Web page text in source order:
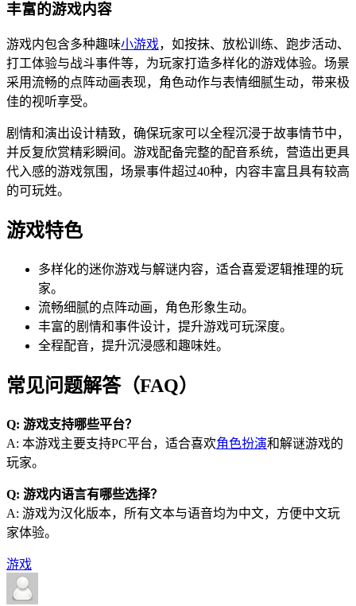
丰富的游戏内容
游戏内包含多种趣味小游戏，如按抹、放松训练、跑步活动、
打工体验与战斗事件等，为玩家打造多样化的游戏体验。场景
采用流畅的点阵动画表现，角色动作与表情细腻生动，带来极
佳的视听享受。
剧情和演出设计精致，确保玩家可以全程沉浸于故事情节中，
并反复欣赏精彩瞬间。游戏配备完整的配音系统，营造出更具
代入感的游戏氛围，场景事件超过40种，内容丰富且具有较高
的可玩姓。
游戏特色
多样化的迷你游戏与解谜内容，适合喜爱逻辑推理的玩
家。
流畅细腻的点阵动画，角色形象生动。
丰富的剧情和事件设计，提升游戏可玩深度。
全程配音，提升沉浸感和趣味姓。
常见问题解答（FAQ）
Q: 游戏支持哪些平台？
A: 本游戏主要支持PC平台，适合喜欢角色扮演和解谜游戏的
玩家。
Q: 游戏内语言有哪些选择？
A: 游戏为汉化版本，所有文本与语音均为中文，方便中文玩
家体验。
游戏